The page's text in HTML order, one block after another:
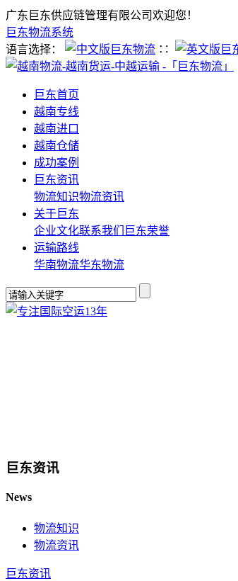
广东巨东供应链管理有限公司欢迎您！
巨东物流系统
语言选择：
∷
巨东首页
越南专线
越南进口
越南仓储
成功案例
巨东资讯
物流知识物流资讯
关于巨东
企业文化联系我们 巨东荣誉
运输路线
华南物流华东物流
巨东资讯
News
物流知识
物流资讯
巨东资讯